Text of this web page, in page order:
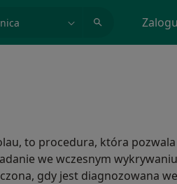
to procedura, która
we wczesnym
gdy jest diagnozowana we